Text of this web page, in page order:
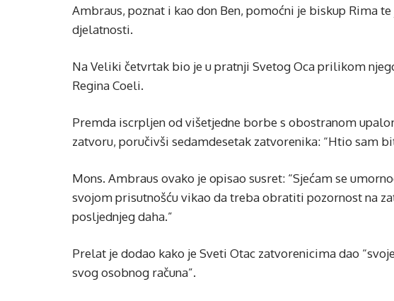
Ambraus, poznat i kao don Ben, pomoćni je biskup Rima
djelatnosti.
Na Veliki četvrtak bio je u pratnji Svetog Oca prilikom
Regina Coeli.
Premda iscrpljen od višetjedne borbe s obostranom
zatvoru, poručivši sedamdesetak zatvorenika: “Htio sam
Mons. Ambraus ovako je opisao susret: “Sjećam se
svojom prisutnošću vikao da treba obratiti pozornost na
posljednjeg daha.”
Prelat je dodao kako je Sveti Otac zatvorenicima dao
svog osobnog računa”.